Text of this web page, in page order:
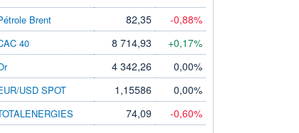
Brent
82,35 -0,88%
40 8 714,93 +0,17%
4 342,26 0,00%
USD SPOT 1,15586 0,00%
74,09 -0,60%